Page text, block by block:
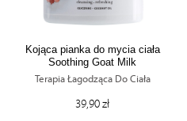
Kojąca pianka do mycia ciała
Soothing Goat Milk
Terapia Łagodząca Do Ciała
39,90 zł